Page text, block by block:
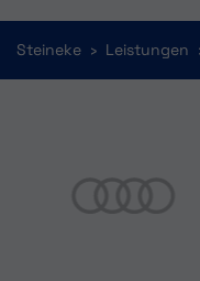
Steineke Leistungen